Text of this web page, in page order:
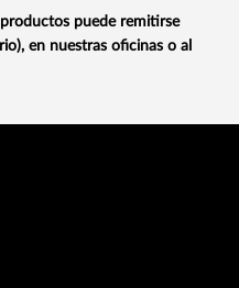
puede remitirse
en nuestras oficinas o al